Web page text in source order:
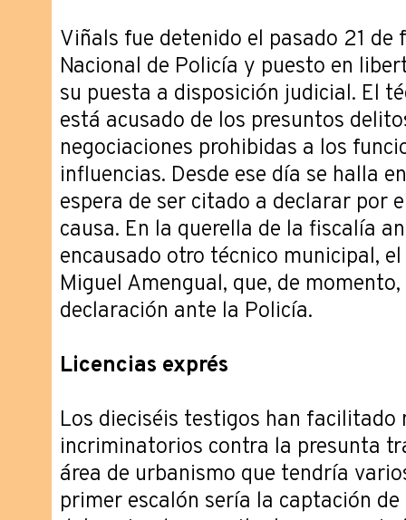
Viñals fue detenido el pasado 21 de
Nacional de Policía y puesto en
su puesta a disposición judicial. El
está acusado de los presuntos
negociaciones prohibidas a los
influencias. Desde ese día se halla
espera de ser citado a declarar por
causa. En la querella de la fiscalía
encausado otro técnico municipal,
Miguel Amengual, que, de
declaración ante la Policía.
Licencias exprés
Los dieciséis testigos han facilitado
incriminatorios contra la presunta
área de urbanismo que tendría
primer escalón sería la captación